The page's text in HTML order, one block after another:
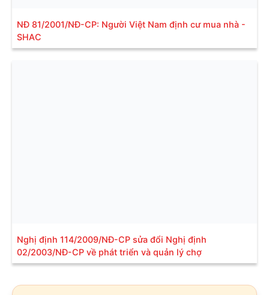
NĐ 81/2001/NĐ-CP: Người Việt Nam định cư mua nhà -
SHAC
Nghị định 114/2009/NĐ-CP sửa đổi Nghị định
02/2003/NĐ-CP về phát triển và quản lý chợ